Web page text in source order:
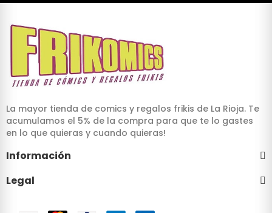
La mayor tienda de comics y regalos frikis de La Rioja. Te
acumulamos el 5% de la compra para que te lo gastes
en lo que quieras y cuando quieras!
Información
Legal